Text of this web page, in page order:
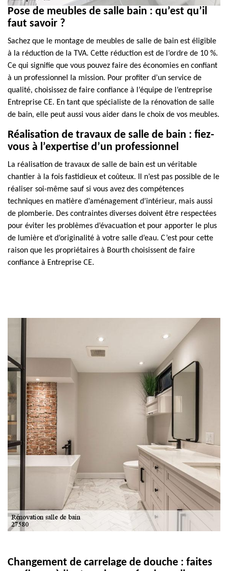
Pose de meubles de salle bain : qu’est qu’il
faut savoir ?
Sachez que le montage de meubles de salle de bain est éligible
à la réduction de la TVA. Cette réduction est de l’ordre de 10 %.
Ce qui signifie que vous pouvez faire des économies en confiant
à un professionnel la mission. Pour profiter d’un service de
qualité, choisissez de faire confiance à l’équipe de l’entreprise
Entreprise CE. En tant que spécialiste de la rénovation de salle
de bain, elle peut aussi vous aider dans le choix de vos meubles.
Réalisation de travaux de salle de bain : fiez-
vous à l’expertise d’un professionnel
La réalisation de travaux de salle de bain est un véritable
chantier à la fois fastidieux et coûteux. Il n’est pas possible de le
réaliser soi-même sauf si vous avez des compétences
techniques en matière d’aménagement d’intérieur, mais aussi
de plomberie. Des contraintes diverses doivent être respectées
pour éviter les problèmes d’évacuation et pour apporter le plus
de lumière et d’originalité à votre salle d’eau. C’est pour cette
raison que les propriétaires à Bourth choisissent de faire
confiance à Entreprise CE.
Changement de carrelage de douche : faites